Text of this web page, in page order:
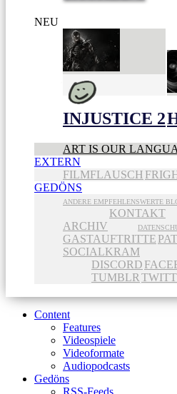
NEU
INJUSTICE 2
ART IS OUR
EXTERN
FILMFLAUSCH
GEDÖNS
ANDERE EMPFEHLENSWERTE
ARCHIV
KONTAKT
GASTAUFTRITTE
SOCIALKRAM
DISCORD
TUMBLR
Content
Features
Videospiele
Videoformate
Audiopodcasts
Gedöns